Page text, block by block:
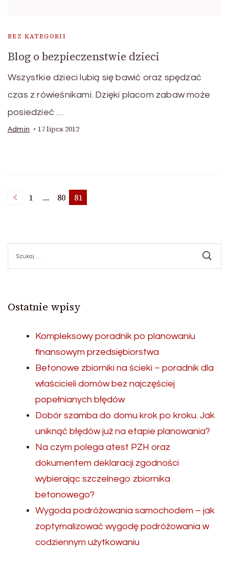
BEZ KATEGORII
Blog o bezpieczenstwie dzieci
Wszystkie dzieci lubią się bawić oraz spędzać
czas z rówieśnikami. Dzięki placom zabaw może
posiedzieć …
Admin 17 lipca 2012
Stronicowanie
wpisów
Strona
1 … Strona
80 Strona
81
Ostatnie wpisy
Kompleksowy poradnik po planowaniu
finansowym przedsiębiorstwa
Betonowe zbiorniki na ścieki – poradnik dla
właścicieli domów bez najczęściej
popełnianych błędów
Dobór szamba do domu krok po kroku. Jak
uniknąć błędów już na etapie planowania?
Na czym polega atest PZH oraz
dokumentem deklaracji zgodności
wybierając szczelnego zbiornika
betonowego?
Wygoda podróżowania samochodem – jak
zoptymalizować wygodę podróżowania w
codziennym użytkowaniu